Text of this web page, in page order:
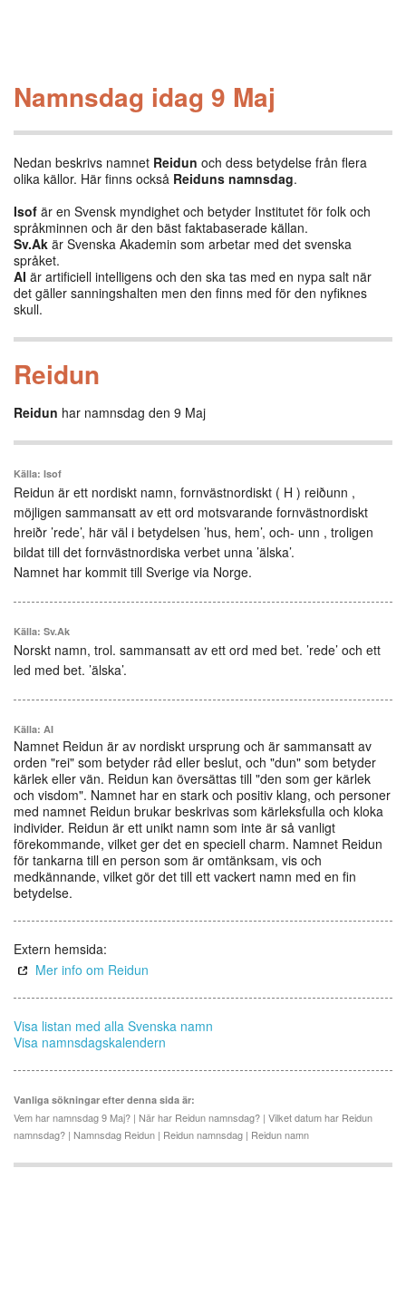
Namnsdag idag 9 Maj
Nedan beskrivs namnet Reidun och dess betydelse från flera
olika källor. Här finns också Reiduns namnsdag.
Isof är en Svensk myndighet och betyder Institutet för folk och
språkminnen och är den bäst faktabaserade källan.
Sv.Ak är Svenska Akademin som arbetar med det svenska
språket.
AI är artificiell intelligens och den ska tas med en nypa salt när
det gäller sanningshalten men den finns med för den nyfiknes
skull.
Reidun
Reidun har namnsdag den 9 Maj
Källa: Isof
Reidun är ett nordiskt namn, fornvästnordiskt ( H ) reiðunn ,
möjligen sammansatt av ett ord motsvarande fornvästnordiskt
hreiðr ’rede’, här väl i betydelsen ’hus, hem’, och‑ unn , troligen
bildat till det fornvästnordiska verbet unna ’älska’.
Namnet har kommit till Sverige via Norge.
Källa: Sv.Ak
Norskt namn, trol. sammansatt av ett ord med bet. ’rede’ och ett
led med bet. ’älska’.
Källa: AI
Namnet Reidun är av nordiskt ursprung och är sammansatt av
orden "rei" som betyder råd eller beslut, och "dun" som betyder
kärlek eller vän. Reidun kan översättas till "den som ger kärlek
och visdom". Namnet har en stark och positiv klang, och personer
med namnet Reidun brukar beskrivas som kärleksfulla och kloka
individer. Reidun är ett unikt namn som inte är så vanligt
förekommande, vilket ger det en speciell charm. Namnet Reidun
för tankarna till en person som är omtänksam, vis och
medkännande, vilket gör det till ett vackert namn med en fin
betydelse.
Extern hemsida:
Mer info om Reidun
Visa listan med alla Svenska namn
Visa namnsdagskalendern
Vanliga sökningar efter denna sida är:
Vem har namnsdag 9 Maj? | När har Reidun namnsdag? | Vilket datum har Reidun
namnsdag? | Namnsdag Reidun | Reidun namnsdag | Reidun namn